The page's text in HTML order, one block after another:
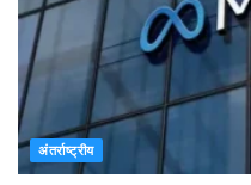
अंतर्राष्ट्रीय